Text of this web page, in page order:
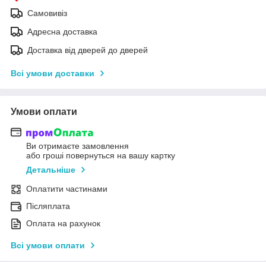
Самовивіз
Адресна доставка
Доставка від дверей до дверей
Всі умови доставки
Умови оплати
Ви отримаєте замовлення
або гроші повернуться на вашу картку
Детальніше
Оплатити частинами
Післяплата
Оплата на рахунок
Всі умови оплати